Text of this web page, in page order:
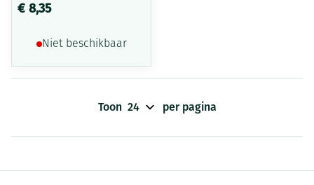
€ 8,35
Niet beschikbaar
Toon per pagina